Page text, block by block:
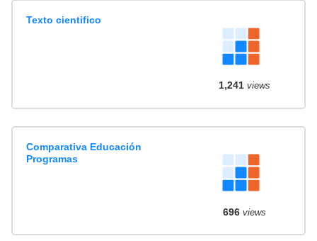
Texto cientifico
1,241views
Comparativa Educación
Programas
696views